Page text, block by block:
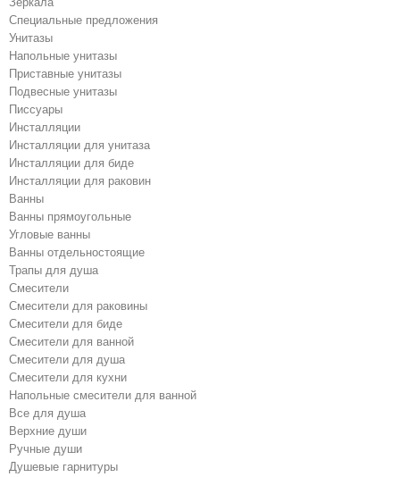
Специальные предложения
Унитазы
Напольные унитазы
Приставные унитазы
Подвесные унитазы
Писсуары
Инсталляции
Инсталляции для унитаза
Инсталляции для биде
Инсталляции для раковин
Ванны
Ванны прямоугольные
Угловые ванны
Ванны отдельностоящие
Трапы для душа
Смесители
Cмесители для раковины
Смесители для биде
Смесители для ванной
Cмесители для душа
Cмесители для кухни
Напольные смесители для ванной
Все для душа
Верхние души
Ручные души
Душевые гарнитуры